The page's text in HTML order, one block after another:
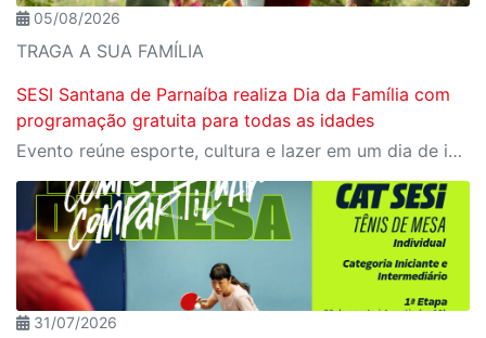
05/08/2026
TRAGA A SUA FAMÍLIA
SESI Santana de Parnaíba realiza Dia da Família com
programação gratuita para todas as idades
Evento reúne esporte, cultura e lazer em um dia de integração para toda a comunidade; participação é gratuita mediante reserva de ingresso
31/07/2026